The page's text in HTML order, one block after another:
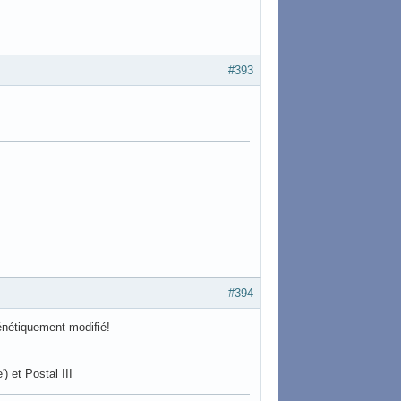
#393
#394
modifié!
et Postal III